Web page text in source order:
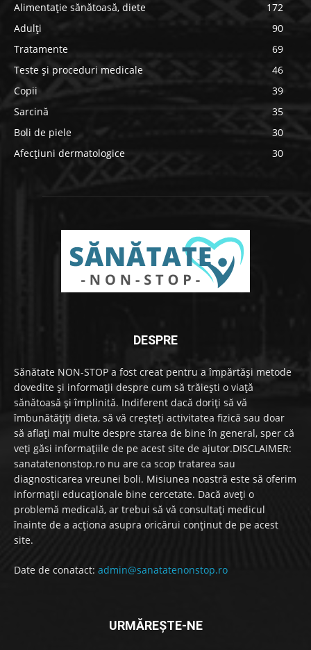
Alimentație sănătoasă, diete
172
Adulți
90
Tratamente
69
Teste și proceduri medicale
46
Copii
39
Sarcină
35
Boli de piele
30
Afecțiuni dermatologice
30
DESPRE
Sănătate NON-STOP a fost creat pentru a împărtăși metode
dovedite și informații despre cum să trăiești o viață
sănătoasă și împlinită. Indiferent dacă doriți să vă
îmbunătățiți dieta, să vă creșteți activitatea fizică sau doar
să aflați mai multe despre starea de bine în general, sper că
veți găsi informațiile de pe acest site de ajutor.DISCLAIMER:
sanatatenonstop.ro nu are ca scop tratarea sau
diagnosticarea vreunei boli. Misiunea noastră este să oferim
informații educaționale bine cercetate. Dacă aveți o
problemă medicală, ar trebui să vă consultați medicul
înainte de a acționa asupra oricărui conținut de pe acest
site.
Date de conatact: admin@sanatatenonstop.ro
URMĂREȘTE-NE